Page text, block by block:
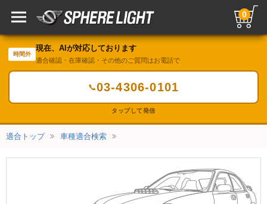
0
時間外
現在、AIが対応しております
適合確認・在庫確認・その他のご質問はお電話で
📞03-4306-0101
タップして発信
適合トップ 車種適合検索